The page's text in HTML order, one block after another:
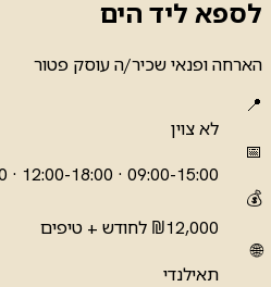
לספא ליד הים
הארחה ופנאישכיר/העוסק פטור
📍
לא צוין
📅
09:00-15:00 · 12:00-18:00 · 16:00-22:00
💰
₪12,000 לחודש + טיפים
🌐
תאילנדי